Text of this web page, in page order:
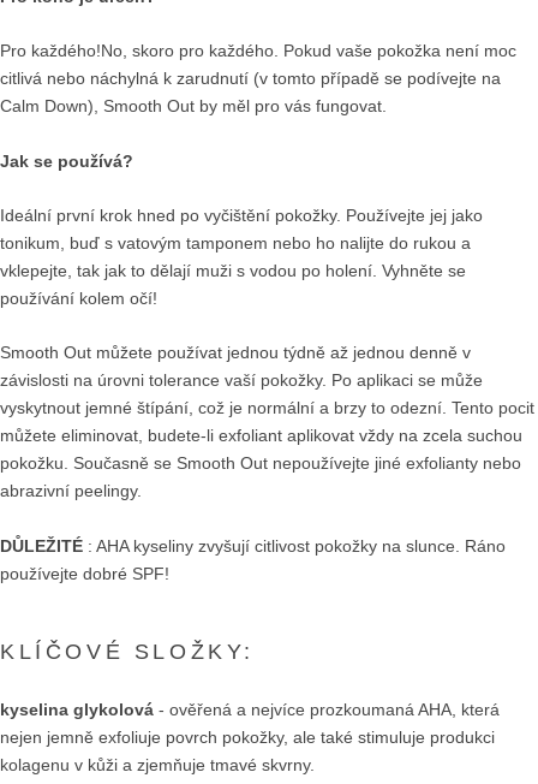
Pro každého!No, skoro pro každého. Pokud vaše pokožka není moc
citlivá nebo náchylná k zarudnutí (v tomto případě se podívejte na
Calm Down), Smooth Out by měl pro vás fungovat.
Jak se používá?
Ideální první krok hned po vyčištění pokožky. Používejte jej jako
tonikum, buď s vatovým tamponem nebo ho nalijte do rukou a
vklepejte, tak jak to dělají muži s vodou po holení. Vyhněte se
používání kolem očí!
Smooth Out můžete používat jednou týdně až jednou denně v
závislosti na úrovni tolerance vaší pokožky. Po aplikaci se může
vyskytnout jemné štípání, což je normální a brzy to odezní. Tento pocit
můžete eliminovat, budete-li exfoliant aplikovat vždy na zcela suchou
pokožku. Současně se Smooth Out nepoužívejte jiné exfolianty nebo
abrazivní peelingy.
DŮLEŽITÉ : AHA kyseliny zvyšují citlivost pokožky na slunce. Ráno
používejte dobré SPF!
KLÍČOVÉ SLOŽKY:
kyselina glykolová - ověřená a nejvíce prozkoumaná AHA, která
nejen jemně exfoliuje povrch pokožky, ale také stimuluje produkci
kolagenu v kůži a zjemňuje tmavé skvrny.